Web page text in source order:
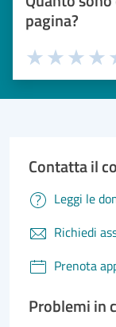
pagina?
Valuta 3
Valuta 2
Valuta 1 stelle
Contatta il
Leggi le
Richiedi
Prenota
Problemi in